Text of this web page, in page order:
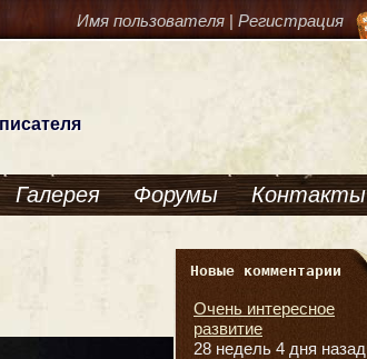
Имя пользователя | Регистрация
Галерея Форумы Контакты
Новые комментарии
Очень интересное
развитие
28 недель 4 дня назад